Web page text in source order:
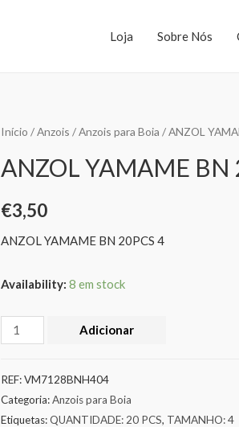
Loja Sobre Nós
Início /Anzois /Anzois para Boia / ANZOL
ANZOL YAMAME BN
€3,50
ANZOL YAMAME BN 20PCS 4
Availability: 8 em stock
Adicionar
REF:VM7128BNH404
Categoria:Anzois para Boia
Etiquetas:QUANTIDADE: 20 PCS, TAMANHO: 4